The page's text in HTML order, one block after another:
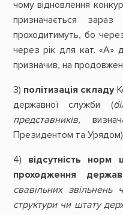
чому відновлення
призначається
проходитимуть, бо
через рік для кат. «А»
призначив, на
3) політизація складу
державної служби (
представників,
Президентом та
4) відсутність норм
проходження
свавільних
структури чи штату